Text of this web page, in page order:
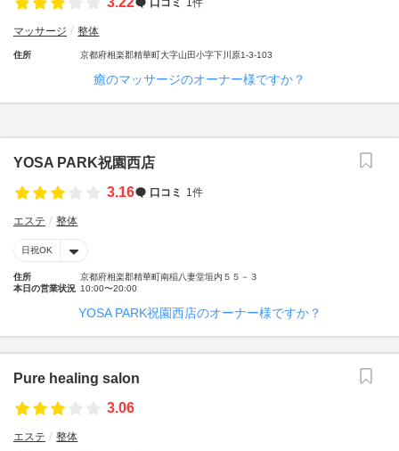
マッサージ 整体
住所 京都府相楽郡精華町大字山田小字下川原1-3-103
癒のマッサージのオーナー様ですか？
YOSA PARK祝園西店
3.16
口コミ 1件
エステ 整体
日祝OK
住所
京都府相楽郡精華町南稲八妻堂垣内５５－３
本日の営業状況 10:00〜20:00
YOSA PARK祝園西店のオーナー様ですか？
Pure healing salon
3.06
エステ 整体